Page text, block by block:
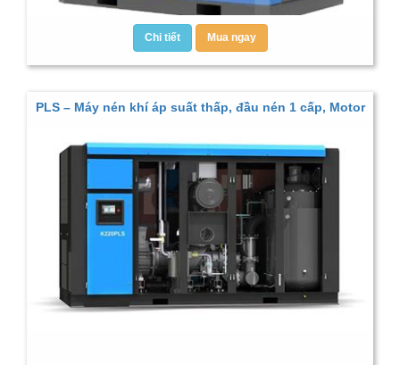
Chi tiết Mua ngay
PLS – Máy nén khí áp suất thấp, đầu nén 1 cấp, Motor